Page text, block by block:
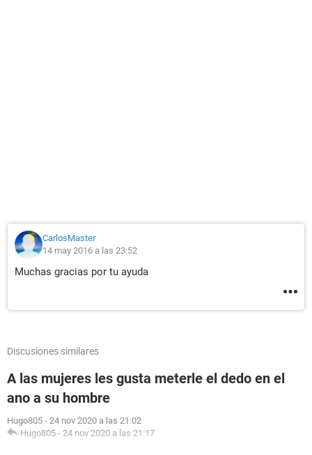
CarlosMaster
14 may 2016 a las 23:52
Muchas gracias por tu ayuda
Discusiones similares
A las mujeres les gusta meterle el dedo en el
ano a su hombre
Hugo805 - 24 nov 2020 a las 21:02
Hugo805 - 24 nov 2020 a las 21:17